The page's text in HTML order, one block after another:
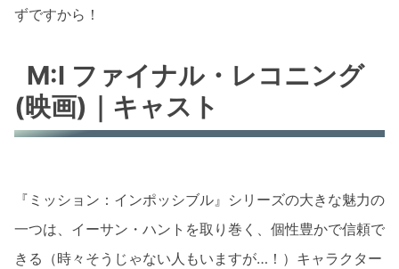
ずですから！
M:I ファイナル・レコニング
(映画)｜キャスト
『ミッション：インポッシブル』シリーズの大きな魅力の
一つは、イーサン・ハントを取り巻く、個性豊かで信頼で
きる（時々そうじゃない人もいますが…！）キャラクター